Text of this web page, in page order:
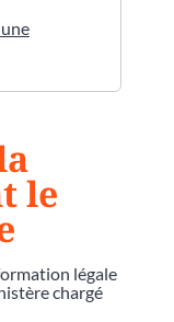
le
légale
chargé